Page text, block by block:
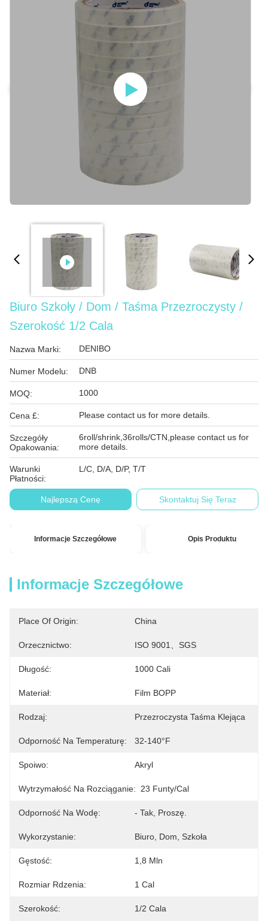
Biuro Szkoły / Dom / Taśma Przezroczysty /
Szerokość 1/2 Cala
Nazwa Marki: DENIBO
Numer Modelu: DNB
MOQ: 1000
Cena £: Please contact us for more details.
Szczegóły
Opakowania:
6roll/shrink,36rolls/CTN,please contact us for
more details.
Warunki
Płatności:
L/C, D/A, D/P, T/T
Najlepszą Cenę Skontaktuj Się Teraz
Informacje Szczegółowe Opis Produktu
Informacje Szczegółowe
Place Of Origin: China
Orzecznictwo: ISO 9001、SGS
Długość: 1000 Cali
Materiał: Film BOPP
Rodzaj: Przezroczysta Taśma Klejąca
Odporność Na Temperaturę: 32-140°F
Spoiwo: Akryl
Wytrzymałość Na Rozciąganie: 23 Funty/cal
Odporność Na Wodę: - Tak, Proszę.
Wykorzystanie: Biuro, Dom, Szkoła
Gęstość: 1,8 Mln
Rozmiar Rdzenia: 1 Cal
Szerokość: 1/2 Cala